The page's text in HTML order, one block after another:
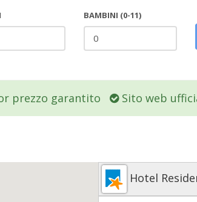
BAMBINI (0-11)
prezzo garantito Sito web
Hotel